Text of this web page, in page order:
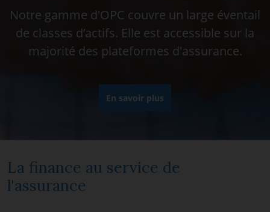
Notre gamme d'OPC couvre un large éventail
de classes d’actifs. Elle est accessible sur la
majorité des plateformes d'assurance.
En savoir plus
La finance au service de
l'assurance